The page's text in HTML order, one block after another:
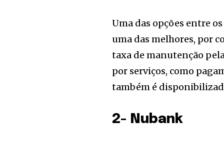
tiktok=”#”
Uma das opções entre
uma das melhores, por
taxa de manutenção
por serviços, como
também é
2- Nubank